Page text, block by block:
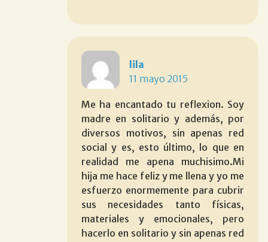
lila
11 mayo 2015
Me ha encantado tu reflexion. Soy
madre en solitario y además, por
diversos motivos, sin apenas red
social y es, esto último, lo que en
realidad me apena muchisimo.Mi
hija me hace feliz y me llena y yo me
esfuerzo enormemente para cubrir
sus necesidades tanto físicas,
materiales y emocionales, pero
hacerlo en solitario y sin apenas red